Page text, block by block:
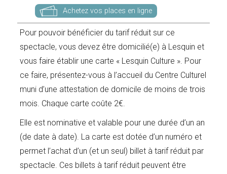
Achetez vos places en ligne
Pour pouvoir bénéficier du tarif réduit sur ce
spectacle, vous devez être domicilié(e) à Lesquin et
vous faire établir une carte « Lesquin Culture ». Pour
ce faire, présentez-vous à l’accueil du Centre Culturel
muni d’une attestation de domicile de moins de trois
mois. Chaque carte coûte 2€.
Elle est nominative et valable pour une durée d’un an
(de date à date). La carte est dotée d’un numéro et
permet l’achat d’un (et un seul) billet à tarif réduit par
spectacle. Ces billets à tarif réduit peuvent être